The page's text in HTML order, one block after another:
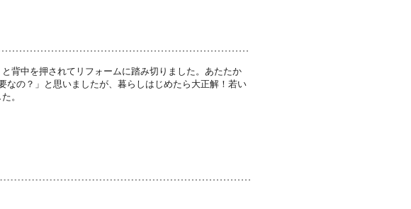
背中を押されてリフォームに踏み切りました。あたたか
の？」と思いましたが、暮らしはじめたら大正解！若い
。